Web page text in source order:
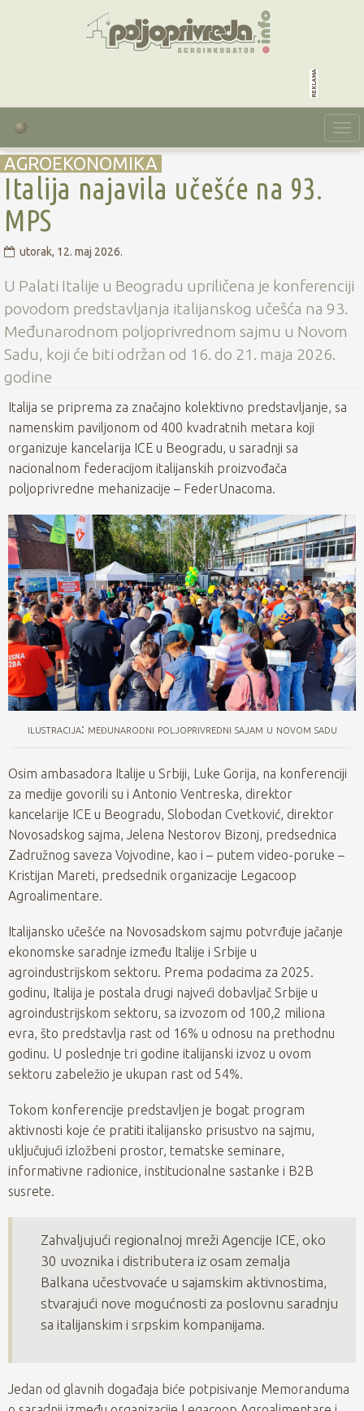
reklama
AGROEKONOMIKA
Italija najavila učešće na 93.
MPS
utorak, 12. maj 2026.
U Palati Italije u Beogradu upriličena je konferenciji
povodom predstavljanja italijanskog učešća na 93.
Međunarodnom poljoprivrednom sajmu u Novom
Sadu, koji će biti održan od 16. do 21. maja 2026.
godine
Italija se priprema za značajno kolektivno predstavljanje, sa
namenskim paviljonom od 400 kvadratnih metara koji
organizuje kancelarija ICE u Beogradu, u saradnji sa
nacionalnom federacijom italijanskih proizvođača
poljoprivredne mehanizacije – FederUnacoma.
ilustracija: međunarodni poljoprivredni sajam u novom sadu
Osim ambasadora Italije u Srbiji, Luke Gorija, na konferenciji
za medije govorili su i Antonio Ventreska, direktor
kancelarije ICE u Beogradu, Slobodan Cvetković, direktor
Novosadskog sajma, Jelena Nestorov Bizonj, predsednica
Zadružnog saveza Vojvodine, kao i – putem video-poruke –
Kristijan Mareti, predsednik organizacije Legacoop
Agroalimentare.
Italijansko učešće na Novosadskom sajmu potvrđuje jačanje
ekonomske saradnje između Italije i Srbije u
agroindustrijskom sektoru. Prema podacima za 2025.
godinu, Italija je postala drugi najveći dobavljač Srbije u
agroindustrijskom sektoru, sa izvozom od 100,2 miliona
evra, što predstavlja rast od 16% u odnosu na prethodnu
godinu. U poslednje tri godine italijanski izvoz u ovom
sektoru zabeležio je ukupan rast od 54%.
Tokom konferencije predstavljen je bogat program
aktivnosti koje će pratiti italijansko prisustvo na sajmu,
uključujući izložbeni prostor, tematske seminare,
informativne radionice, institucionalne sastanke i B2B
susrete.
Zahvaljujući regionalnoj mreži Agencije ICE, oko
30 uvoznika i distributera iz osam zemalja
Balkana učestvovaće u sajamskim aktivnostima,
stvarajući nove mogućnosti za poslovnu saradnju
sa italijanskim i srpskim kompanijama.
Jedan od glavnih događaja biće potpisivanje Memoranduma